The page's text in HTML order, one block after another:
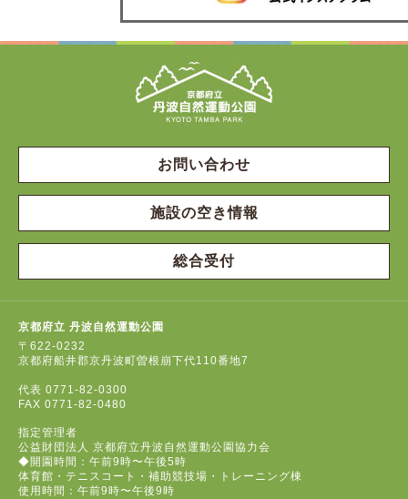
お問い合わせ
施設の空き情報
総合受付
京都府立 丹波自然運動公園
〒622-0232
京都府船井郡京丹波町曽根崩下代110番地7
代表 0771-82-0300
FAX 0771-82-0480
指定管理者
公益財団法人 京都府立丹波自然運動公園協力会
◆開園時間：午前9時〜午後5時
体育館・テニスコート・補助競技場・トレーニング棟
使用時間：午前9時〜午後9時